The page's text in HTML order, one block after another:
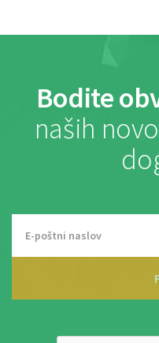
Bodite
naših